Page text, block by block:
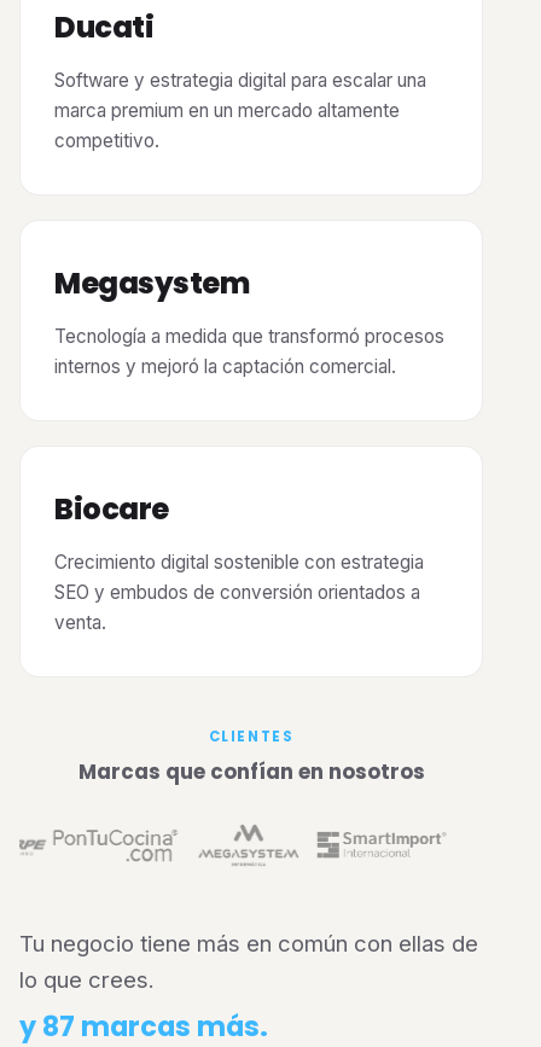
Ducati
Software y estrategia digital para escalar una
marca premium en un mercado altamente
competitivo.
Megasystem
Tecnología a medida que transformó procesos
internos y mejoró la captación comercial.
Biocare
Crecimiento digital sostenible con estrategia
SEO y embudos de conversión orientados a
venta.
CLIENTES
Marcas que confían en nosotros
Tu negocio tiene más en común con ellas de
lo que crees.
y 87 marcas más.